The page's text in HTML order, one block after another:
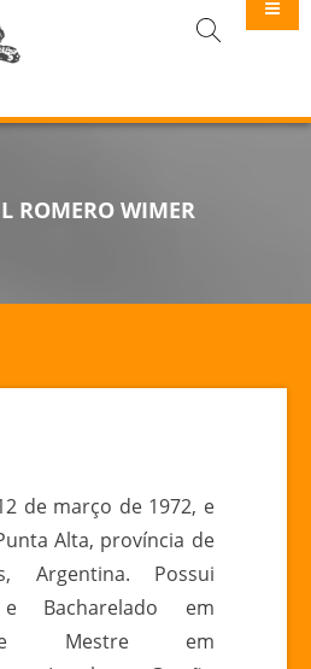
ROMERO WIMER
de março de 1972, e
Alta, província de
Argentina. Possui
e Bacharelado em
Mestre em